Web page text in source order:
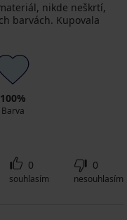
nikde neškrtí,
barvách. Kupovala
100%
Barva
0
souhlasím
0
nesouhlasím